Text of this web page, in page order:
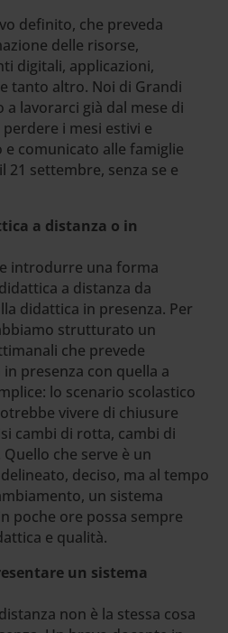
definito, che preveda
delle risorse,
digitali, applicazioni,
tanto altro. Noi di Grandi
a lavorarci già dal mese di
i mesi estivi e
comunicato alle famiglie
21 settembre, senza se e
a distanza o in
introdurre una forma
a distanza da
didattica in presenza. Per
strutturato un
che prevede
presenza con quella a
lo scenario scolastico
vivere di chiusure
cambi di rotta, cambi di
che serve è un
deciso, ma al tempo
un sistema
poche ore possa sempre
e qualità.
un sistema
non è la stessa cosa